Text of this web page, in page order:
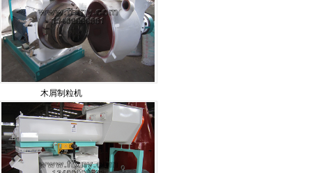
木屑制粒机